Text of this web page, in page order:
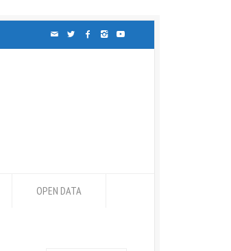
OPEN DATA